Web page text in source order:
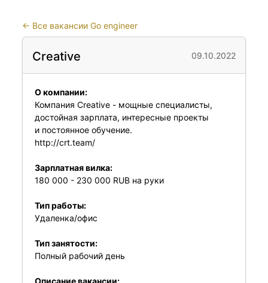
← Все вакансии Go engineer
Creative 09.10.2022
О компании:
Компания Creative - мощные специалисты,
достойная зарплата, интересные проекты
и постоянное обучение.
http://crt.team/
Зарплатная вилка:
180 000 - 230 000 RUB на руки
Тип работы:
Удаленка/офис
Тип занятости:
Полный рабочий день
Описание вакансии: